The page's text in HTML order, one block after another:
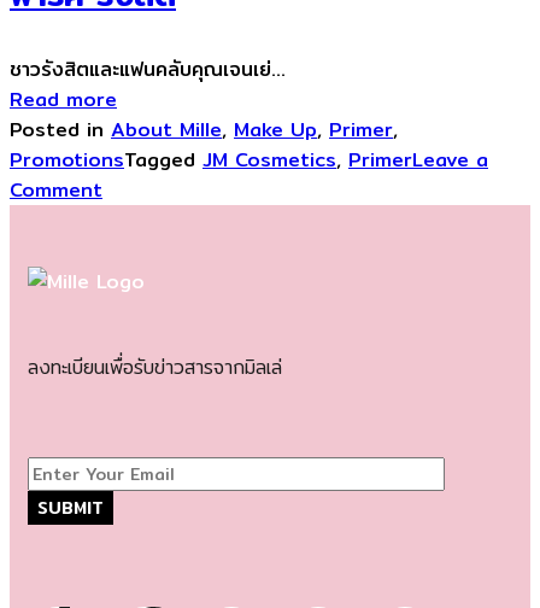
ชาวรังสิตและแฟนคลับคุณเจนเย่...
Read more
Posted in About Mille, Make Up, Primer,
PromotionsTagged JM Cosmetics, PrimerLeave a
Comment
ลงทะเบียนเพื่อรับข่าวสารจากมิลเล่